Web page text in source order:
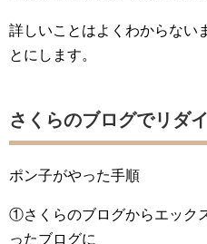
詳しいことはよくわからない
とにします。
さくらのブログでリダ
ポン子がやった手順
①さくらのブログからエック
ったブログに